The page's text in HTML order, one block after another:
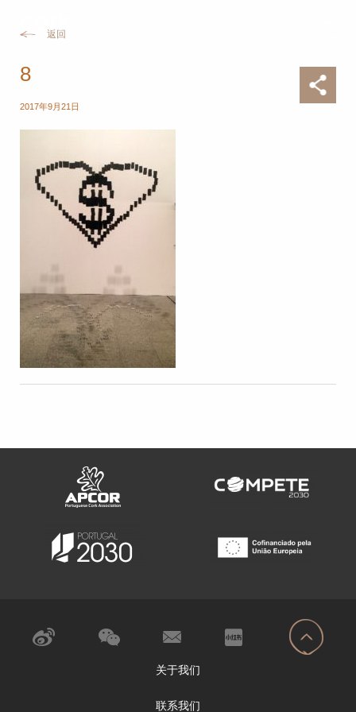
返回
8
2017年9月21日
关于我们
联系我们